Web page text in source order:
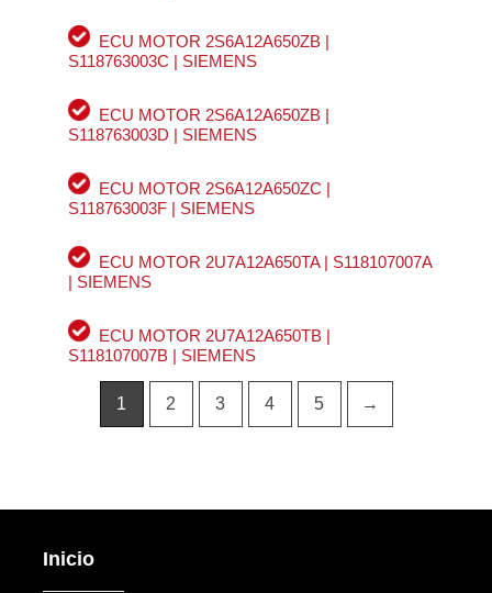
ECU MOTOR 2S6A12A650ZB |
S118763003C | SIEMENS
ECU MOTOR 2S6A12A650ZB |
S118763003D | SIEMENS
ECU MOTOR 2S6A12A650ZC |
S118763003F | SIEMENS
ECU MOTOR 2U7A12A650TA | S118107007A
| SIEMENS
ECU MOTOR 2U7A12A650TB |
S118107007B | SIEMENS
1 2 3 4 5 →
Inicio